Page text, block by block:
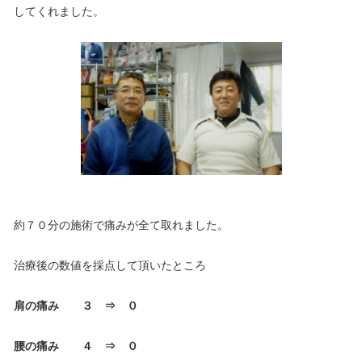
してくれました。
約７０分の施術で痛みが全て取れました。
治療後の数値を採点して頂いたところ
肩の痛み ３ ⇒ ０
腰の痛み ４ ⇒ ０